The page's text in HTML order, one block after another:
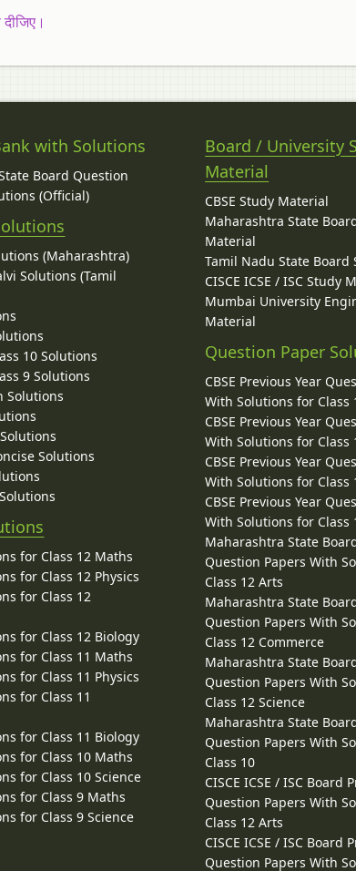
with Solutions
Board Question
(Official)
(Maharashtra)
Solutions (Tamil
10 Solutions
9 Solutions
Solutions
Solutions
for Class 12 Maths
for Class 12 Physics
for Class 12
for Class 12 Biology
for Class 11 Maths
for Class 11 Physics
for Class 11
for Class 11 Biology
for Class 10 Maths
for Class 10 Science
for Class 9 Maths
for Class 9 Science
Board / University
Material
CBSE Study Material
Maharashtra State
Material
Tamil Nadu State Board
CISCE ICSE / ISC Study
Mumbai University
Material
Question Paper
CBSE Previous Year
With Solutions for Class
CBSE Previous Year
With Solutions for Class
CBSE Previous Year
With Solutions for Class
CBSE Previous Year
With Solutions for Class
Maharashtra State
Question Papers With
Class 12 Arts
Maharashtra State
Question Papers With
Class 12 Commerce
Maharashtra State
Question Papers With
Class 12 Science
Maharashtra State
Question Papers With
Class 10
CISCE ICSE / ISC Board
Question Papers With
Class 12 Arts
CISCE ICSE / ISC Board
Question Papers With